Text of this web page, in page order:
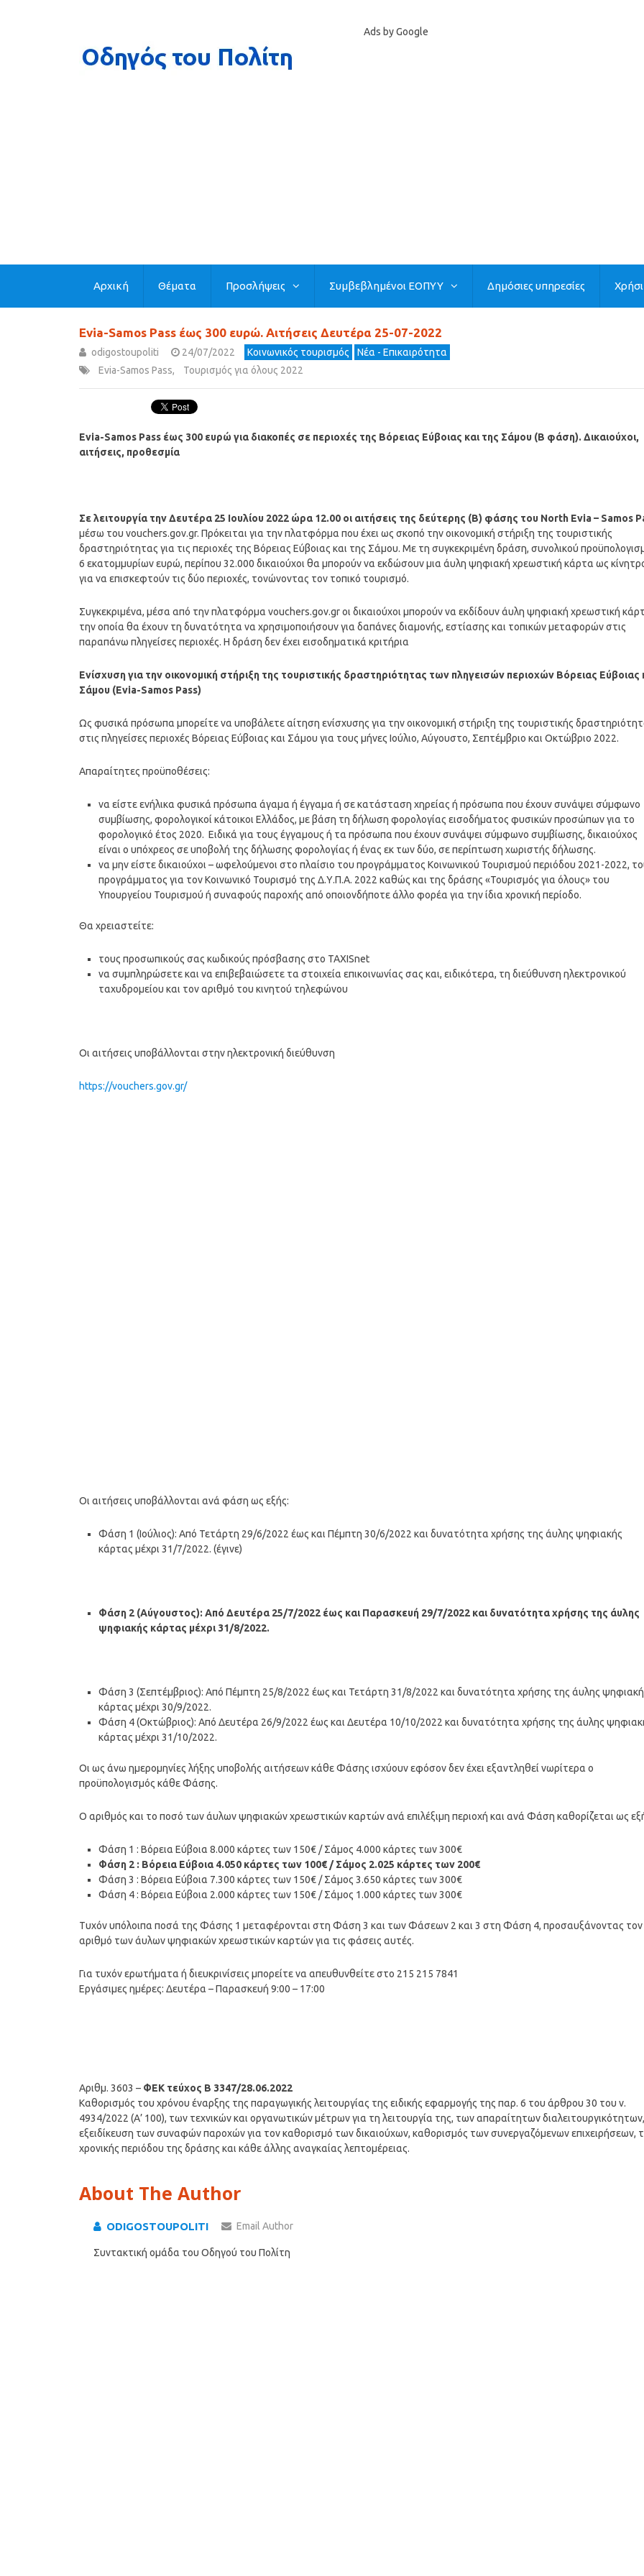
Ads by Google
Αρχική Θέματα Προσλήψεις Συμβεβλημένοι ΕΟΠΥΥ Δημόσιες υπηρεσίες
Evia-Samos Pass έως 300 ευρώ. Αιτήσεις Δευτέρα 25-07-2022
odigostoupoliti 24/07/2022 Κοινωνικός τουρισμός
Νέα - Επικαιρότητα
Evia-Samos Pass, Τουρισμός για όλους 2022
Evia-Samos Pass έως 300 ευρώ για διακοπές σε περιοχές της Βόρειας Εύβοιας και της Σάμου (Β φάση). Δικαιούχοι,
αιτήσεις, προθεσμία
Σε λειτουργία την Δευτέρα 25 Ιουλίου 2022 ώρα 12.00 οι αιτήσεις της δεύτερης (Β) φάσης του North Evia – Samos
μέσω του vouchers.gov.gr. Πρόκειται για την πλατφόρμα που έχει ως σκοπό την οικονομική στήριξη της τουριστικής
δραστηριότητας για τις περιοχές της Βόρειας Εύβοιας και της Σάμου. Με τη συγκεκριμένη δράση, συνολικού
6 εκατομμυρίων ευρώ, περίπου 32.000 δικαιούχοι θα μπορούν να εκδώσουν μια άυλη ψηφιακή χρεωστική κάρτα ως
για να επισκεφτούν τις δύο περιοχές, τονώνοντας τον τοπικό τουρισμό.
Συγκεκριμένα, μέσα από την πλατφόρμα vouchers.gov.gr οι δικαιούχοι μπορούν να εκδίδουν άυλη ψηφιακή χρεωστική
την οποία θα έχουν τη δυνατότητα να χρησιμοποιήσουν για δαπάνες διαμονής, εστίασης και τοπικών μεταφορών στις
παραπάνω πληγείσες περιοχές. Η δράση δεν έχει εισοδηματικά κριτήρια
Ενίσχυση για την οικονομική στήριξη της τουριστικής δραστηριότητας των πληγεισών περιοχών Βόρειας Εύβοιας
Σάμου (Evia-Samos Pass)
Ως φυσικά πρόσωπα μπορείτε να υποβάλετε αίτηση ενίσχυσης για την οικονομική στήριξη της τουριστικής
στις πληγείσες περιοχές Βόρειας Εύβοιας και Σάμου για τους μήνες Ιούλιο, Αύγουστο, Σεπτέμβριο και Οκτώβριο 2022.
Απαραίτητες προϋποθέσεις:
να είστε ενήλικα φυσικά πρόσωπα άγαμα ή έγγαμα ή σε κατάσταση χηρείας ή πρόσωπα που έχουν συνάψει σύμφωνο
συμβίωσης, φορολογικοί κάτοικοι Ελλάδος, με βάση τη δήλωση φορολογίας εισοδήματος φυσικών προσώπων για το
φορολογικό έτος 2020. Ειδικά για τους έγγαμους ή τα πρόσωπα που έχουν συνάψει σύμφωνο συμβίωσης, δικαιούχος
είναι ο υπόχρεος σε υποβολή της δήλωσης φορολογίας ή ένας εκ των δύο, σε περίπτωση χωριστής δήλωσης.
να μην είστε δικαιούχοι – ωφελούμενοι στο πλαίσιο του προγράμματος Κοινωνικού Τουρισμού περιόδου 2021-2022,
προγράμματος για τον Κοινωνικό Τουρισμό της Δ.Υ.Π.Α. 2022 καθώς και της δράσης «Τουρισμός για όλους» του
Υπουργείου Τουρισμού ή συναφούς παροχής από οποιονδήποτε άλλο φορέα για την ίδια χρονική περίοδο.
Θα χρειαστείτε:
τους προσωπικούς σας κωδικούς πρόσβασης στο TAXISnet
να συμπληρώσετε και να επιβεβαιώσετε τα στοιχεία επικοινωνίας σας και, ειδικότερα, τη διεύθυνση ηλεκτρονικού
ταχυδρομείου και τον αριθμό του κινητού τηλεφώνου
Οι αιτήσεις υποβάλλονται στην ηλεκτρονική διεύθυνση
https://vouchers.gov.gr/
Οι αιτήσεις υποβάλλονται ανά φάση ως εξής:
Φάση 1 (Ιούλιος): Από Τετάρτη 29/6/2022 έως και Πέμπτη 30/6/2022 και δυνατότητα χρήσης της άυλης ψηφιακής
κάρτας μέχρι 31/7/2022. (έγινε)
Φάση 2 (Αύγουστος): Από Δευτέρα 25/7/2022 έως και Παρασκευή 29/7/2022 και δυνατότητα χρήσης της άυλης
ψηφιακής κάρτας μέχρι 31/8/2022.
Φάση 3 (Σεπτέμβριος): Από Πέμπτη 25/8/2022 έως και Τετάρτη 31/8/2022 και δυνατότητα χρήσης της άυλης
κάρτας μέχρι 30/9/2022.
Φάση 4 (Οκτώβριος): Από Δευτέρα 26/9/2022 έως και Δευτέρα 10/10/2022 και δυνατότητα χρήσης της άυλης
κάρτας μέχρι 31/10/2022.
Οι ως άνω ημερομηνίες λήξης υποβολής αιτήσεων κάθε Φάσης ισχύουν εφόσον δεν έχει εξαντληθεί νωρίτερα ο
προϋπολογισμός κάθε Φάσης.
Ο αριθμός και το ποσό των άυλων ψηφιακών χρεωστικών καρτών ανά επιλέξιμη περιοχή και ανά Φάση καθορίζεται ως
Φάση 1 : Βόρεια Εύβοια 8.000 κάρτες των 150€ / Σάμος 4.000 κάρτες των 300€
Φάση 2 : Βόρεια Εύβοια 4.050 κάρτες των 100€ / Σάμος 2.025 κάρτες των 200€
Φάση 3 : Βόρεια Εύβοια 7.300 κάρτες των 150€ / Σάμος 3.650 κάρτες των 300€
Φάση 4 : Βόρεια Εύβοια 2.000 κάρτες των 150€ / Σάμος 1.000 κάρτες των 300€
Τυχόν υπόλοιπα ποσά της Φάσης 1 μεταφέρονται στη Φάση 3 και των Φάσεων 2 και 3 στη Φάση 4, προσαυξάνοντας τον
αριθμό των άυλων ψηφιακών χρεωστικών καρτών για τις φάσεις αυτές.
Για τυχόν ερωτήματα ή διευκρινίσεις μπορείτε να απευθυνθείτε στο 215 215 7841
Εργάσιμες ημέρες: Δευτέρα – Παρασκευή 9:00 – 17:00
Αριθμ. 3603 – ΦΕΚ τεύχος Β 3347/28.06.2022
Καθορισμός του χρόνου έναρξης της παραγωγικής λειτουργίας της ειδικής εφαρμογής της παρ. 6 του άρθρου 30 του ν.
4934/2022 (Α’ 100), των τεχνικών και οργανωτικών μέτρων για τη λειτουργία της, των απαραίτητων διαλειτουργικότητων,
εξειδίκευση των συναφών παροχών για τον καθορισμό των δικαιούχων, καθορισμός των συνεργαζόμενων επιχειρήσεων,
χρονικής περιόδου της δράσης και κάθε άλλης αναγκαίας λεπτομέρειας.
About The Author
ODIGOSTOUPOLITI Email Author
Συντακτική ομάδα του Οδηγού του Πολίτη